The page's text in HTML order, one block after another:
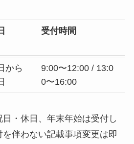
受付時間
から
9:00〜12:00 / 13:0
0〜16:00
・休日、年末年始は受付し
伴わない記載事項変更は即